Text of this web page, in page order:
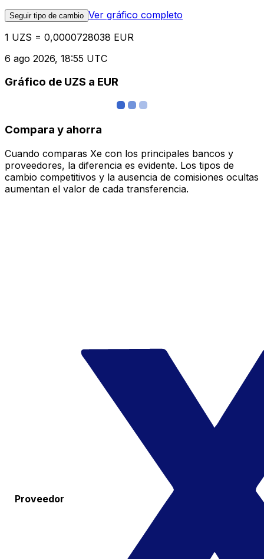
Seguir tipo de cambio Ver gráfico completo
1 UZS = 0,0000728038 EUR
6 ago 2026, 18:55 UTC
Gráfico de UZS a EUR
Compara y ahorra
Cuando comparas Xe con los principales bancos y
proveedores, la diferencia es evidente. Los tipos de
cambio competitivos y la ausencia de comisiones ocultas
aumentan el valor de cada transferencia.
Proveedor